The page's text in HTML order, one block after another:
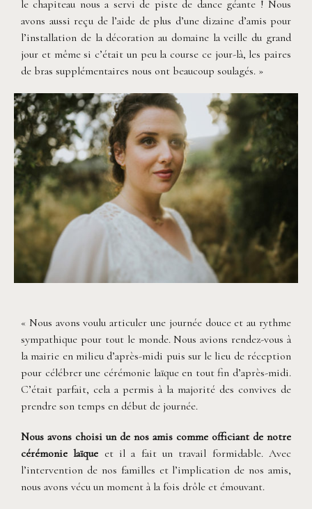
le chapiteau nous a servi de piste de dance géante ! Nous
avons aussi reçu de l’aide de plus d’une dizaine d’amis pour
l’installation de la décoration au domaine la veille du grand
jour et même si c’était un peu la course ce jour-là, les paires
de bras supplémentaires nous ont beaucoup soulagés. »
« Nous avons voulu articuler une journée douce et au rythme
sympathique pour tout le monde. Nous avions rendez-vous à
la mairie en milieu d’après-midi puis sur le lieu de réception
pour célébrer une cérémonie laïque en tout fin d’après-midi.
C’était parfait, cela a permis à la majorité des convives de
prendre son temps en début de journée.
Nous avons choisi un de nos amis comme officiant de notre
cérémonie laïque et il a fait un travail formidable. Avec
l’intervention de nos familles et l’implication de nos amis,
nous avons vécu un moment à la fois drôle et émouvant.